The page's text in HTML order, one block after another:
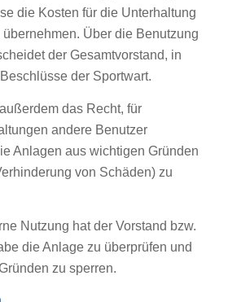
die Kosten für die Unterhaltung
Über die Benutzung
der Gesamtvorstand, in
der Sportwart.
das Recht, für
andere Benutzer
Anlagen aus wichtigen Gründen
von Schäden) zu
Nutzung hat der Vorstand bzw.
die Anlage zu überprüfen und
zu sperren.